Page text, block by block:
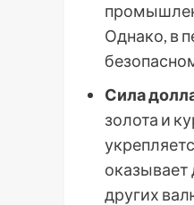
Однако, в
Сила
золота и
оказывает
других